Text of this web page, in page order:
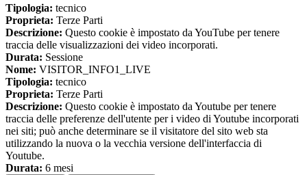
Tipologia: tecnico
Proprieta: Terze Parti
Descrizione: Questo cookie è impostato da YouTube per tenere
traccia delle visualizzazioni dei video incorporati.
Durata: Sessione
Nome: VISITOR_INFO1_LIVE
Tipologia: tecnico
Proprieta: Terze Parti
Descrizione: Questo cookie è impostato da Youtube per tenere
traccia delle preferenze dell'utente per i video di Youtube incorporati
nei siti; può anche determinare se il visitatore del sito web sta
utilizzando la nuova o la vecchia versione dell'interfaccia di
Youtube.
Durata: 6 mesi